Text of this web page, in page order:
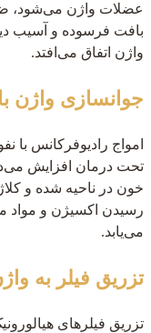
عضلات واژن می‌شود،
بافت فرسوده و آسیب
واژن اتفاق می‌افتد.
جوانسازی واژن
امواج رادیوفرکانس با
تحت درمان افزایش
خون در ناحیه شده و
رسیدن اکسیژن و مواد
می‌یابد.
تزریق فیلر به
تزریق فیلرهای